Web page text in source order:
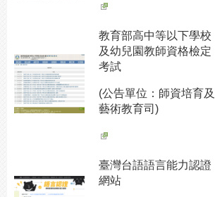
教育部高中等以下學校
及幼兒園教師資格檢定
考試
(公告單位：師資培育及
藝術教育司)
臺灣台語語言能力認證
網站